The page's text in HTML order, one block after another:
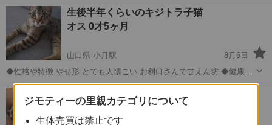
鹿児島 伊佐市 真幸駅
生後半年くらいのキジトラ子猫
オス 0才5ヶ月
山口県 小月駅
8月6日
◆性格や特徴 やせ形 とても人懐こい お利口さんで甘えん坊 ◆健康状
態 ブラッシングして毛並みも良く、ノミダニと虫下しの薬は投与しま
した。 シャンプー、爪切り済みです。 良く食べ、排泄もトイレのしつ
けも問題ないです。 ...
山口 下関市 小月駅 猫 キジトラ
生後5日前後の子猫
性別不明
ジモティーの里親カテゴリについて
生体売買は禁止です